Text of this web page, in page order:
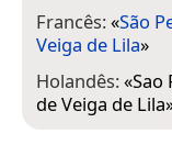
Francês:«São
Veiga de Lila»
Holandês:«Sao
de Veiga de Lila